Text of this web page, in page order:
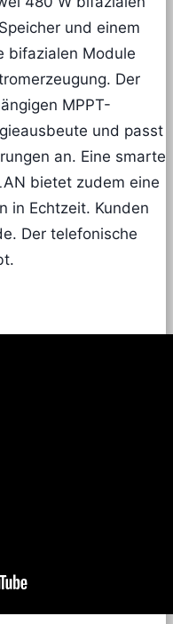
und einem
bifazialen Module
Der
MPPT-
und passt
an. Eine smarte
bietet zudem eine
in Echtzeit. Kunden
Der telefonische